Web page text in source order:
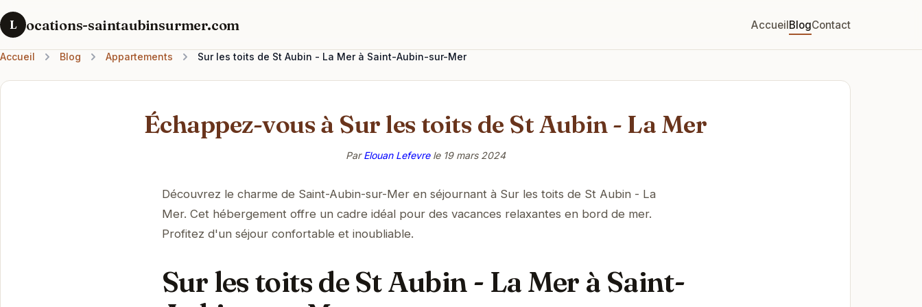
L ocations-saintaubinsurmer.com AccueilBlogContact
Accueil Blog Appartements Sur les toits de St Aubin - La Mer à Saint-Aubin-sur-Mer
Échappez-vous à Sur les toits de St Aubin - La Mer
ParElouan Lefevrele 19 mars 2024
Découvrez le charme de Saint-Aubin-sur-Mer en séjournant à Sur les toits de St Aubin - La
Mer. Cet hébergement offre un cadre idéal pour des vacances relaxantes en bord de mer.
Profitez d'un séjour confortable et inoubliable.
Sur les toits de St Aubin - La Mer à Saint-